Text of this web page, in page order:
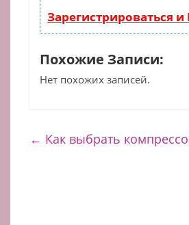
Зарегистрироваться
Похожие Записи:
Нет похожих записей.
← Как выбрать